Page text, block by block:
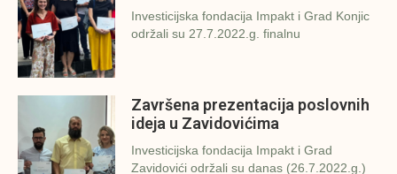
Investicijska fondacija Impakt i Grad Konjic
održali su 27.7.2022.g. finalnu
Završena prezentacija poslovnih
ideja u Zavidovićima
Investicijska fondacija Impakt i Grad
Zavidovići održali su danas (26.7.2022.g.)